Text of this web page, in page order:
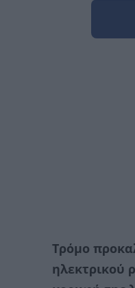
Τρόμο
ηλεκτρικού